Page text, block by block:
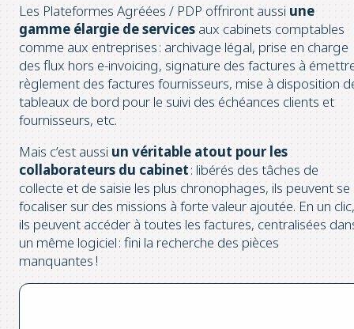
Les Plateformes Agréées / PDP offriront aussi une
gamme élargie de services aux cabinets comptables
comme aux entreprises : archivage légal, prise en charge
des flux hors e-invoicing, signature des factures à
règlement des factures fournisseurs, mise à disposition
tableaux de bord pour le suivi des échéances clients et
fournisseurs, etc.
Mais c’est aussi un véritable atout pour les
collaborateurs du cabinet: libérés des tâches de
collecte et de saisie les plus chronophages, ils peuvent se
focaliser sur des missions à forte valeur ajoutée. En un clic,
ils peuvent accéder à toutes les factures, centralisées
un même logiciel : fini la recherche des pièces
manquantes !